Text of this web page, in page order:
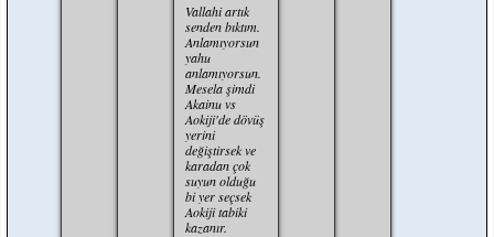
Vallahi artık
senden bıktım.
Anlamıyorsun
yahu
anlamıyorsun.
Mesela şimdi
Akainu vs
Aokiji'de dövüş
yerini
değiştirsek ve
karadan çok
suyun olduğu
bi yer seçsek
Aokiji tabiki
kazanır.